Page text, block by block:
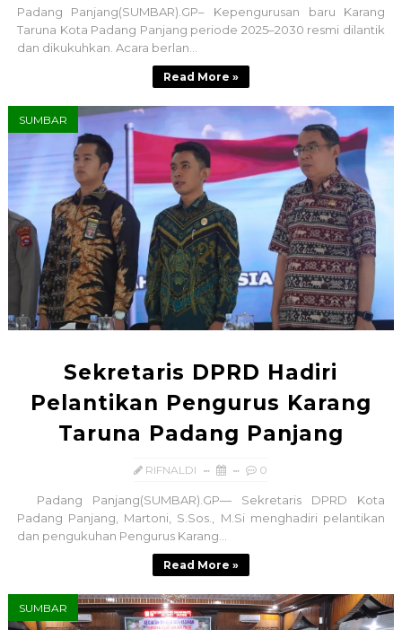
Padang Panjang(SUMBAR).GP– Kepengurusan baru Karang
Taruna Kota Padang Panjang periode 2025–2030 resmi dilantik
dan dikukuhkan. Acara berlan...
Read More »
SUMBAR
Sekretaris DPRD Hadiri
Pelantikan Pengurus Karang
Taruna Padang Panjang
RIFNALDI 0
Padang Panjang(SUMBAR).GP— Sekretaris DPRD Kota
Padang Panjang, Martoni, S.Sos., M.Si menghadiri pelantikan
dan pengukuhan Pengurus Karang...
Read More »
SUMBAR